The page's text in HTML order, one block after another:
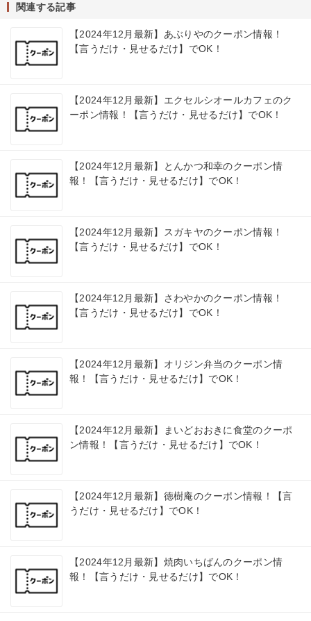
関連する記事
【2024年12月最新】あぶりやのクーポン情報！
【言うだけ・見せるだけ】でOK！
【2024年12月最新】エクセルシオールカフェのク
ーポン情報！【言うだけ・見せるだけ】でOK！
【2024年12月最新】とんかつ和幸のクーポン情
報！【言うだけ・見せるだけ】でOK！
【2024年12月最新】スガキヤのクーポン情報！
【言うだけ・見せるだけ】でOK！
【2024年12月最新】さわやかのクーポン情報！
【言うだけ・見せるだけ】でOK！
【2024年12月最新】オリジン弁当のクーポン情
報！【言うだけ・見せるだけ】でOK！
【2024年12月最新】まいどおおきに食堂のクーポ
ン情報！【言うだけ・見せるだけ】でOK！
【2024年12月最新】徳樹庵のクーポン情報！【言
うだけ・見せるだけ】でOK！
【2024年12月最新】焼肉いちばんのクーポン情
報！【言うだけ・見せるだけ】でOK！